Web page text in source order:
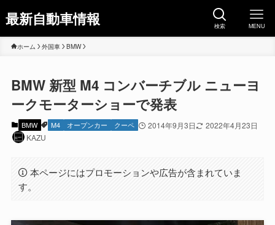
最新自動車情報 検索 MENU
ホーム 外国車 BMW
BMW 新型 M4 コンバーチブル ニューヨ
ークモーターショーで発表
BMW M4 オープンカー クーペ 2014年9月3日
2022年4月23日
KAZU
本ページにはプロモーションや広告が含まれていま
す。